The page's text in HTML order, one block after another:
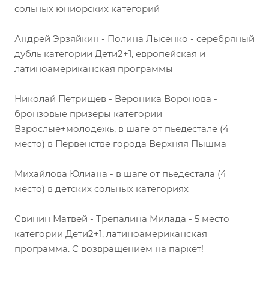
сольных юниорских категорий
Андрей Эрзяйкин - Полина Лысенко - серебряный
дубль категории Дети2+1, европейская и
латиноамериканская программы
Николай Петрищев - Вероника Воронова -
бронзовые призеры категории
Взрослые+молодежь, в шаге от пьедестале (4
место) в Первенстве города Верхняя Пышма
Михайлова Юлиана - в шаге от пьедестала (4
место) в детских сольных категориях
Свинин Матвей - Трепалина Милада - 5 место
категории Дети2+1, латиноамериканская
программа. С возвращением на паркет!